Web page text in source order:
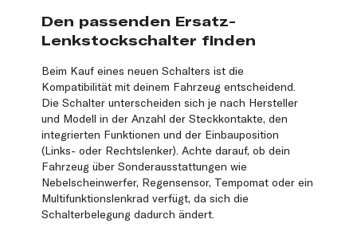
Den passenden Ersatz-
Lenkstockschalter finden
Beim Kauf eines neuen Schalters ist die
Kompatibilität mit deinem Fahrzeug entscheidend.
Die Schalter unterscheiden sich je nach Hersteller
und Modell in der Anzahl der Steckkontakte, den
integrierten Funktionen und der Einbauposition
(Links- oder Rechtslenker). Achte darauf, ob dein
Fahrzeug über Sonderausstattungen wie
Nebelscheinwerfer, Regensensor, Tempomat oder ein
Multifunktionslenkrad verfügt, da sich die
Schalterbelegung dadurch ändert.